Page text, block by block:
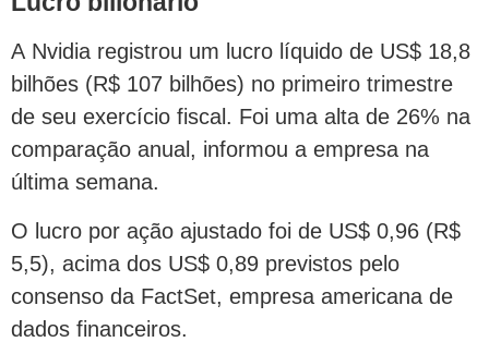
A Nvidia registrou um lucro líquido de US$ 18,8
bilhões (R$ 107 bilhões) no primeiro trimestre
de seu exercício fiscal. Foi uma alta de 26% na
comparação anual, informou a empresa na
última semana.
O lucro por ação ajustado foi de US$ 0,96 (R$
5,5), acima dos US$ 0,89 previstos pelo
consenso da FactSet, empresa americana de
dados financeiros.